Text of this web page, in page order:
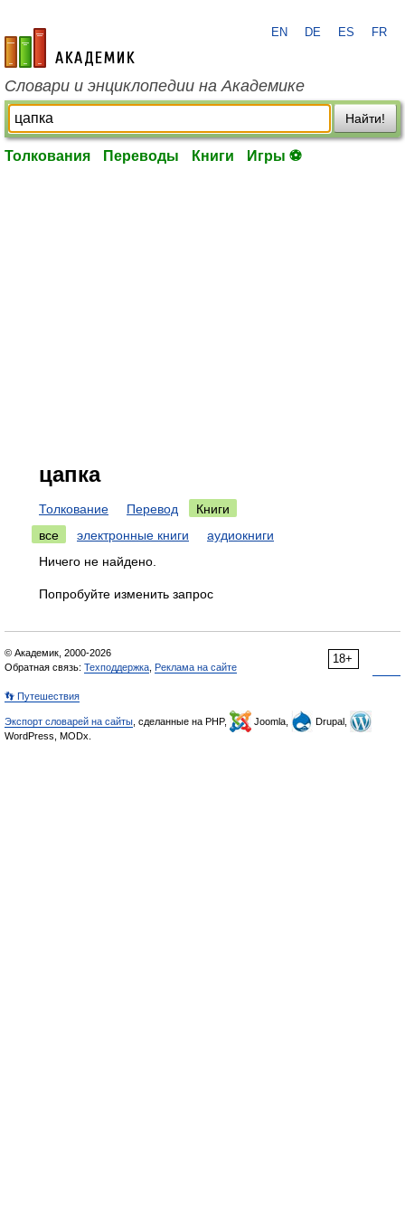
academic.ru
EN DE ES FR
Словари и энциклопедии на Академике
Найти!
Толкования Переводы Книги Игры ⚽
цапка
Толкование Перевод
Книги
все
электронные книги
аудиокниги
Ничего не найдено.
Попробуйте изменить запрос
18+
© Академик, 2000-2026
Обратная связь: Техподдержка Реклама на сайте
👣 Путешествия
Экспорт словарей на сайты , сделанные на PHP, Joomla,
Drupal,
WordPress, MODx.